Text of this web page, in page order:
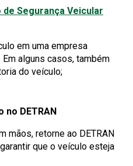
Segurança Veicular
em uma empresa
Em alguns casos, também
do veículo;
no DETRAN
mãos, retorne ao DETRAN
que o veículo esteja